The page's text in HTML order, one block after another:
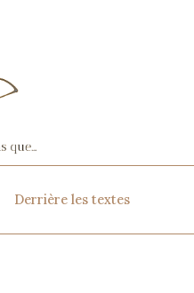
Derrière les textes